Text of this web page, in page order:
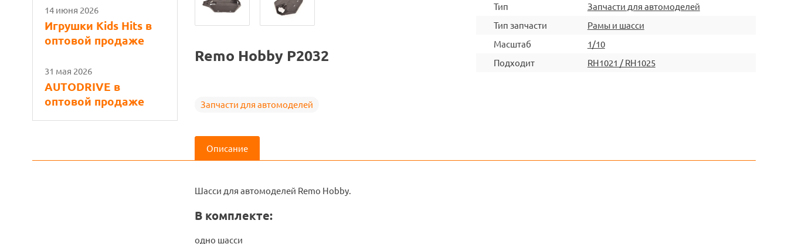
14 июня 2026
Игрушки Kids Hits в
оптовой продаже
31 мая 2026
AUTODRIVE в
оптовой продаже
Remo Hobby P2032
Запчасти для автомоделей
Тип
Запчасти для автомоделей
Тип запчасти
Рамы и шасси
Масштаб
1/10
Подходит
RH1021 / RH1025
Описание
Шасси для автомоделей Remo Hobby.
В комплекте:
одно шасси